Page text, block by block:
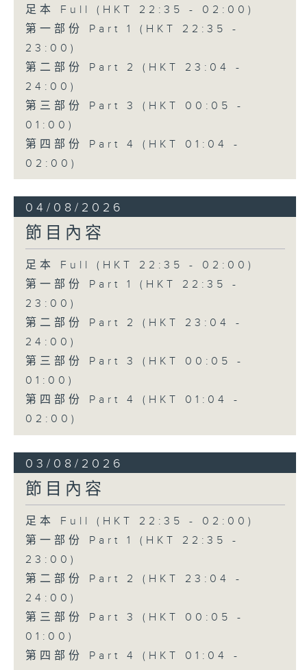
足本 Full (HKT 22:35 - 02:00)
第一部份 Part 1 (HKT 22:35 -
23:00)
第二部份 Part 2 (HKT 23:04 -
24:00)
第三部份 Part 3 (HKT 00:05 -
01:00)
第四部份 Part 4 (HKT 01:04 -
02:00)
04/08/2026
節目內容
足本 Full (HKT 22:35 - 02:00)
第一部份 Part 1 (HKT 22:35 -
23:00)
第二部份 Part 2 (HKT 23:04 -
24:00)
第三部份 Part 3 (HKT 00:05 -
01:00)
第四部份 Part 4 (HKT 01:04 -
02:00)
03/08/2026
節目內容
足本 Full (HKT 22:35 - 02:00)
第一部份 Part 1 (HKT 22:35 -
23:00)
第二部份 Part 2 (HKT 23:04 -
24:00)
第三部份 Part 3 (HKT 00:05 -
01:00)
第四部份 Part 4 (HKT 01:04 -